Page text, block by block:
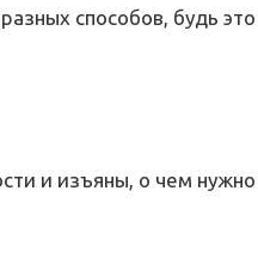
способов, будь
и изъяны, о чем